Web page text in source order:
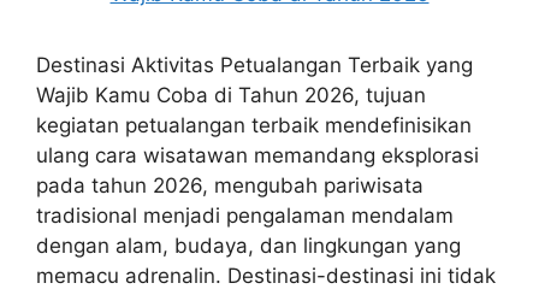
Destinasi Aktivitas Petualangan Terbaik yang
Wajib Kamu Coba di Tahun 2026, tujuan
kegiatan petualangan terbaik mendefinisikan
ulang cara wisatawan memandang eksplorasi
pada tahun 2026, mengubah pariwisata
tradisional menjadi pengalaman mendalam
dengan alam, budaya, dan lingkungan yang
memacu adrenalin. Destinasi-destinasi ini tidak